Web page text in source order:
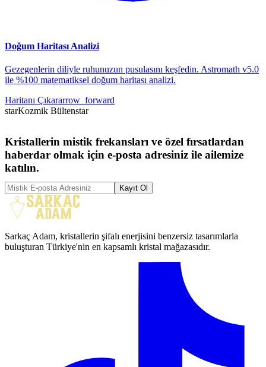
Doğum Haritası Analizi
Gezegenlerin diliyle ruhunuzun pusulasını keşfedin. Astromath v5.0
ile %100 matematiksel doğum haritası analizi.
Haritanı Çıkararrow_forward
starKozmik Bültenstar
Kristallerin mistik frekansları ve özel fırsatlardan
haberdar olmak için e-posta adresiniz ile ailemize
katılın.
Kayıt Ol
Sarkaç Adam, kristallerin şifalı enerjisini benzersiz tasarımlarla
buluşturan Türkiye'nin en kapsamlı kristal mağazasıdır.